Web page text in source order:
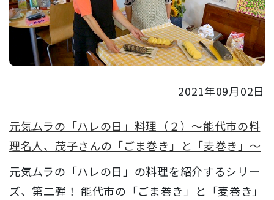
2021年09月02日
元気ムラの「ハレの日」料理（２）～能代市の料
理名人、茂子さんの「ごま巻き」と「麦巻き」～
元気ムラの「ハレの日」の料理を紹介するシリー
ズ、第二弾！ 能代市の「ごま巻き」と「麦巻き」